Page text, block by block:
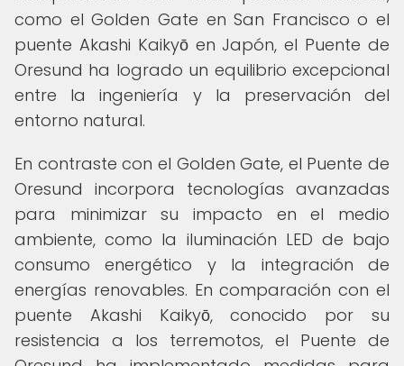
como el Golden Gate en San Francisco o el
puente Akashi Kaikyō en Japón, el Puente de
Oresund ha logrado un equilibrio excepcional
entre la ingeniería y la preservación del
entorno natural.
En contraste con el Golden Gate, el Puente de
Oresund incorpora tecnologías avanzadas
para minimizar su impacto en el medio
ambiente, como la iluminación LED de bajo
consumo energético y la integración de
energías renovables. En comparación con el
puente Akashi Kaikyō, conocido por su
resistencia a los terremotos, el Puente de